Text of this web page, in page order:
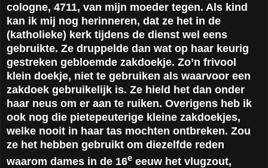
cologne, 4711, van mijn moeder tegen. Als kind
kan ik mij nog herinneren, dat ze het in de
(katholieke) kerk tijdens de dienst wel eens
gebruikte. Ze druppelde dan wat op haar keurig
gestreken gebloemde zakdoekje. Zo’n frivool
klein doekje, niet te gebruiken als waarvoor een
zakdoek gebruikelijk is. Ze hield het dan onder
haar neus om er aan te ruiken. Overigens heb ik
ook nog die pietepeuterige kleine zakdoekjes,
welke nooit in haar tas mochten ontbreken. Zou
ze het hebben gebruikt om diezelfde reden
waarom dames in de 16e eeuw het vlugzout,